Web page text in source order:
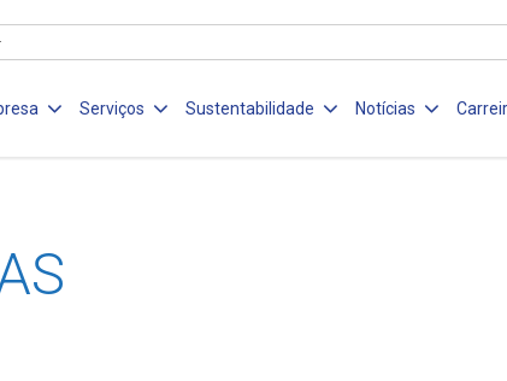
Serviços Sustentabilidade Notícias